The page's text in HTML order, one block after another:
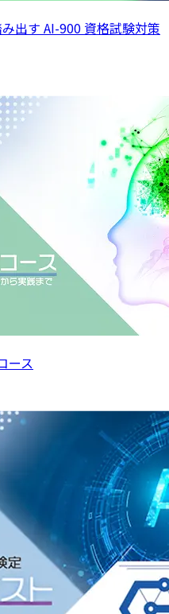
出す AI-900 資格試験対策
ース